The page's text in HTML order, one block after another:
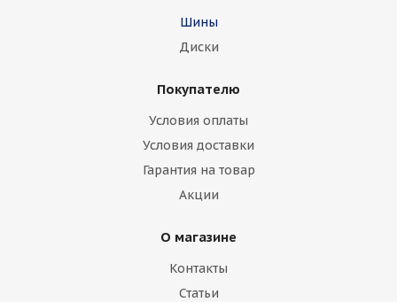
Шины
Диски
Покупателю
Условия оплаты
Условия доставки
Гарантия на товар
Акции
О магазине
Контакты
Статьи